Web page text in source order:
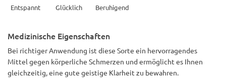
Entspannt Glücklich Beruhigend
Medizinische Eigenschaften
Bei richtiger Anwendung ist diese Sorte ein hervorragendes
Mittel gegen körperliche Schmerzen und ermöglicht es Ihnen
gleichzeitig, eine gute geistige Klarheit zu bewahren.